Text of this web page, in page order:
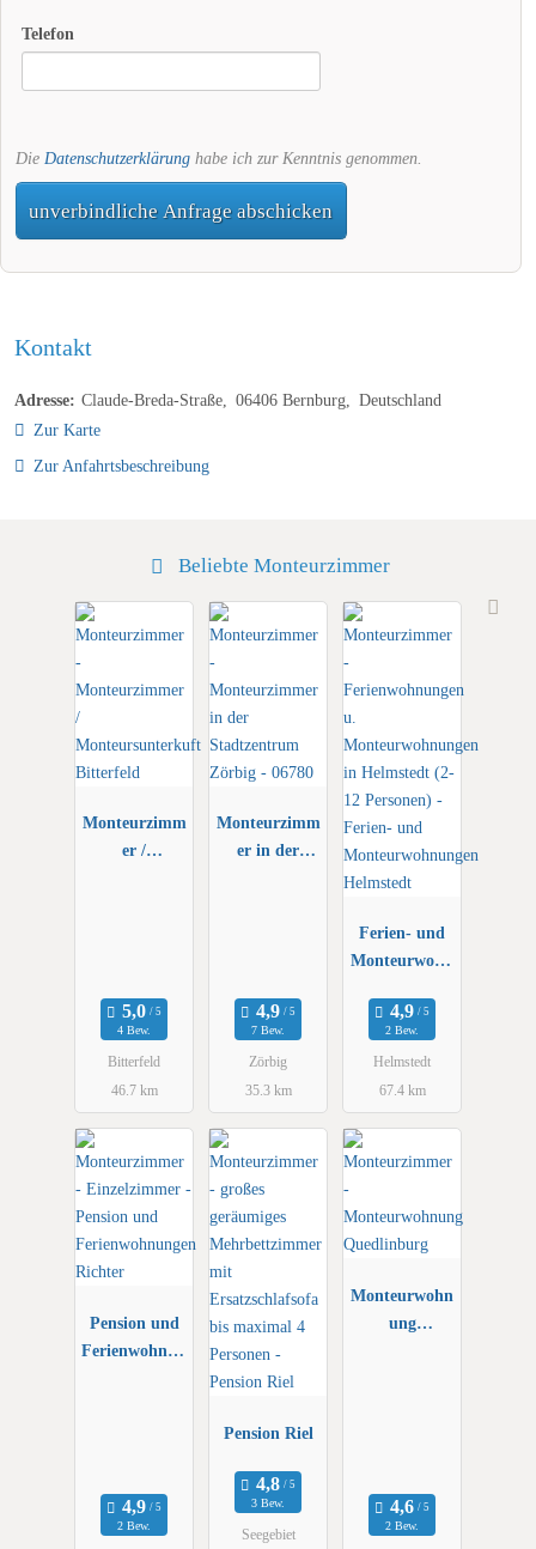
Telefon
Die Datenschutzerklärung habe ich zur Kenntnis genommen.
unverbindliche Anfrage abschicken
Kontakt
Adresse: Claude-Breda-Straße 06406 Bernburg
Deutschland
Zur Karte
Zur Anfahrtsbeschreibung
Beliebte Monteurzimmer
Monteurzimm
er /
4 Bew.
Bitterfeld
46.7 km
Monteurzimm
er in der
7 Bew.
Zörbig
35.3 km
Ferien- und
Monteurwohn
Helmstedt
2 Bew.
Helmstedt
67.4 km
Pension und
Ferienwohnun
2 Bew.
Pension Riel
3 Bew.
Seegebiet
Monteurwohn
ung
2 Bew.